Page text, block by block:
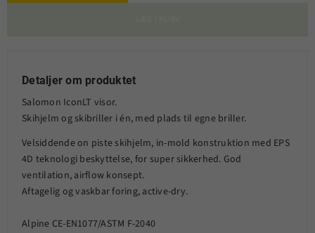
Detaljer om produktet
Salomon IconLT visor.
Skihjelm og skibriller i én, med plads til egne briller.
Velsiddende on piste skihjelm, in-mold konstruktion med EPS
4D teknologi beskyttelse, for super sikkerhed. God
ventilation, airflow konsept.
Aftagelig og vaskbar foring, active-dry.
Alpine CE-EN1077/ASTM F-2040